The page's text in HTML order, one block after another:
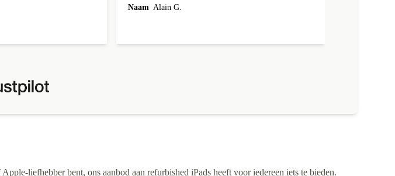
Naam Alain G.
liefhebber bent, ons aanbod aan refurbished iPads heeft voor iedereen iets te bieden.